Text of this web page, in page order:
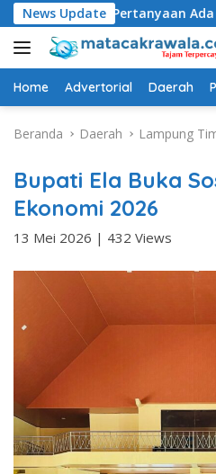
Langsung
ke
konten
News Update
Pertanyaan Ada Apa?
Home Advertorial Daerah
Beranda Daerah Lampung
Bupati Ela Buka
Ekonomi 2026
13 Mei 2026 | 432 Views